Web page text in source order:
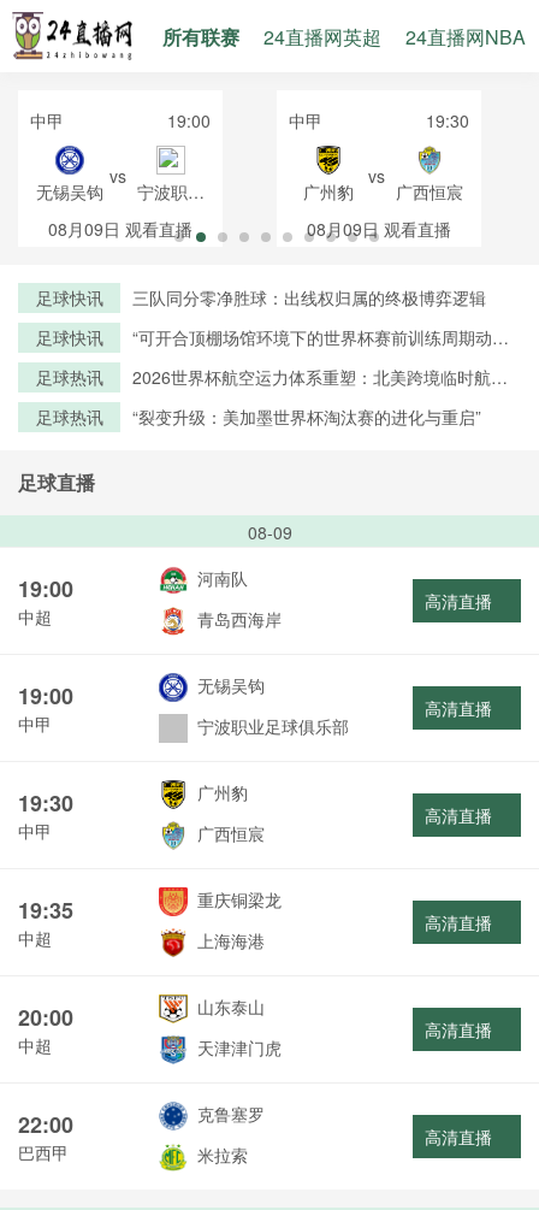
所有联赛 24直播网英超 24直播网NBA
中甲 19:00
无锡吴钩
vs
宁波职业
足球俱乐
部
08月09日 观看直播
中甲 19:30
广州豹
vs
广西恒宸
08月09日 观看直播
足球快讯
三队同分零净胜球：出线权归属的终极博弈逻辑
足球快讯
“可开合顶棚场馆环境下的世界杯赛前训练周期动态
足球热讯
2026世界杯航空运力体系重塑：北美跨境临时航线
足球热讯 “裂变升级：美加墨世界杯淘汰赛的进化与重启”
足球直播
08-09
19:00
中超
河南队
青岛西海岸
高清直播
19:00
中甲
无锡吴钩
宁波职业足球俱乐部
高清直播
19:30
中甲
广州豹
广西恒宸
高清直播
19:35
中超
重庆铜梁龙
上海海港
高清直播
20:00
中超
山东泰山
天津津门虎
高清直播
22:00
巴西甲
克鲁塞罗
米拉索
高清直播